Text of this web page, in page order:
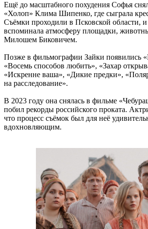
Ещё до масштабного похудения Софья
«Холоп» Клима Шипенко, где сыграла
Съёмки проходили в Псковской области, и
вспоминала атмосферу площадки,
Милошем Биковичем.
Позже в фильмографии Зайки появились
«Восемь способов любить», «Захар
«Искренне ваша», «Дикие предки»,
на расследование».
В 2023 году она снялась в фильме
побил рекорды российского проката.
что процесс съёмок был для неё
вдохновляющим.